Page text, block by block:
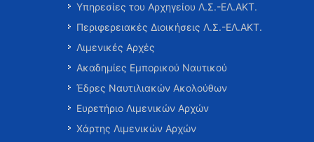
Υπηρεσίες του Αρχηγείου Λ.Σ.-ΕΛ.ΑΚΤ.
Περιφερειακές Διοικήσεις Λ.Σ.-ΕΛ.ΑΚΤ.
Λιμενικές Αρχές
Ακαδημίες Εμπορικού Ναυτικού
Έδρες Ναυτιλιακών Ακολούθων
Ευρετήριο Λιμενικών Αρχών
Χάρτης Λιμενικών Αρχών